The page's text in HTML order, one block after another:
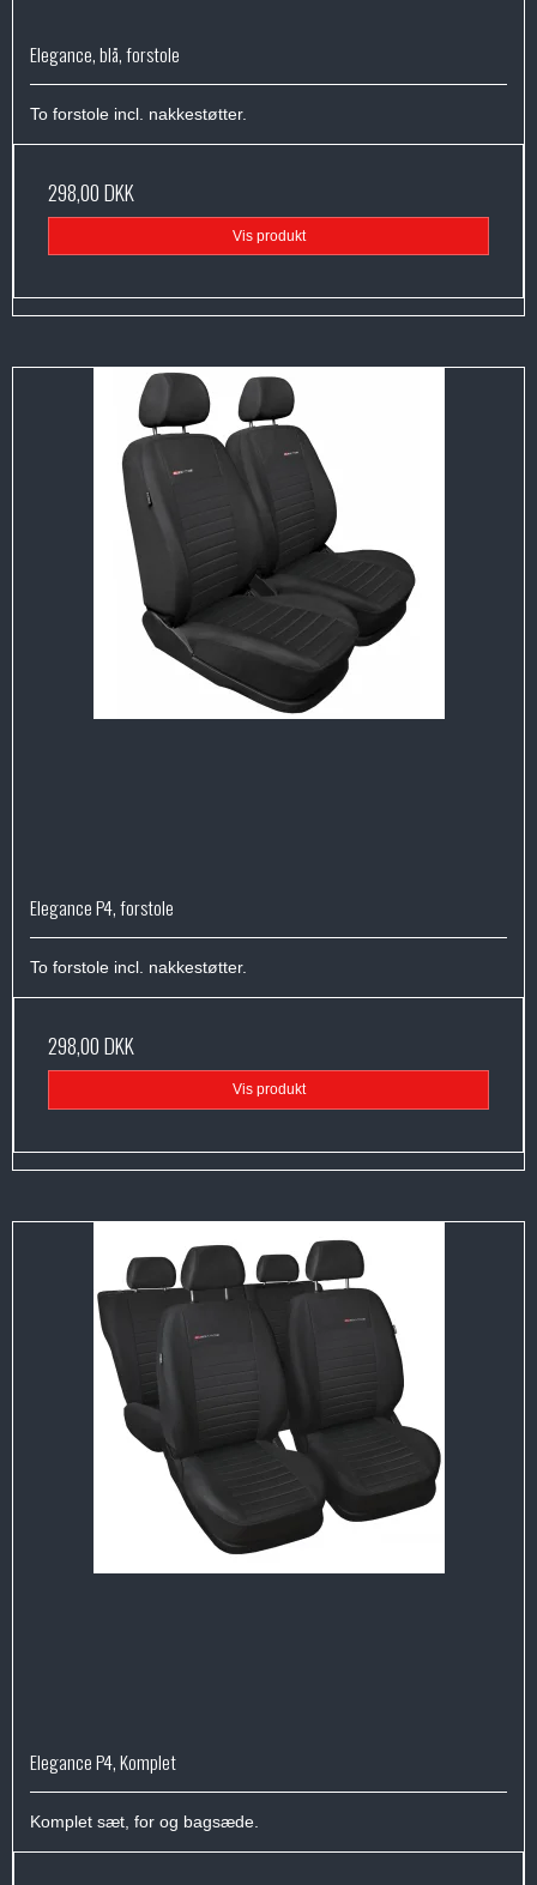
Elegance, blå, forstole
To forstole incl. nakkestøtter.
298,00 DKK
Vis produkt
Elegance P4, forstole
To forstole incl. nakkestøtter.
298,00 DKK
Vis produkt
Elegance P4, Komplet
Komplet sæt, for og bagsæde.